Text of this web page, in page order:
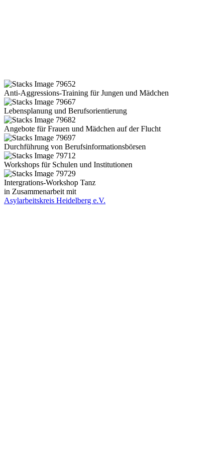
Anti-Aggressions-Training für Jungen und Mädchen
Lebensplanung und Berufsorientierung
Angebote für Frauen und Mädchen auf der Flucht
Durchführung von Berufsinformationsbörsen
Workshops für Schulen und Institutionen
Intergrations-Workshop Tanz
in Zusammenarbeit mit
Asylarbeitskreis Heidelberg e.V.